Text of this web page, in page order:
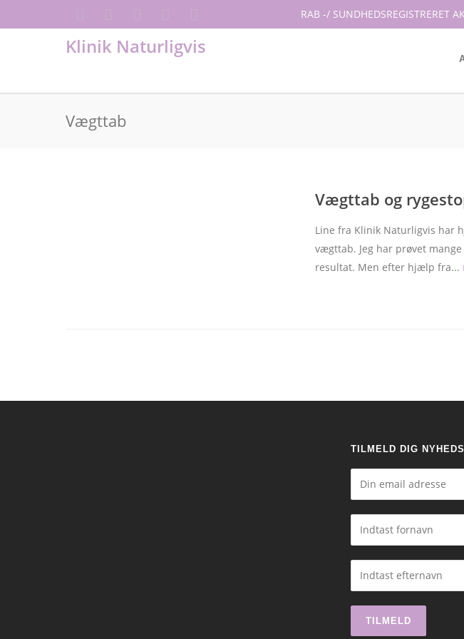
RAB -/ SUNDHEDSREGISTRERET
Klinik Naturligvis
Vægttab
Vægttab og
Line fra Klinik Naturligvis har
vægttab. Jeg har prøvet
resultat. Men efter hjælp fra...
TILMELD DIG